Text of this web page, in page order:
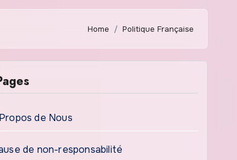
Home Politique Française
de Nous
de non-responsabilité